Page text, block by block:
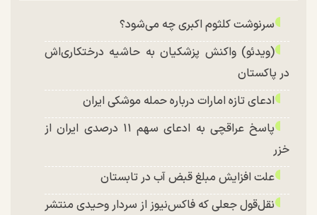
سرنوشت کلثوم اکبری چه می‌شود؟
(ویدئو) واکنش پزشکیان به حاشیه درختکاری‌اش
در پاکستان
ادعای تازه امارات درباره حمله موشکی ایران
پاسخ عراقچی به ادعای سهم ۱۱ درصدی ایران از
خزر
علت افزایش مبلغ قبض آب در تابستان
نقل‌قول جعلی که فاکس‌نیوز از سردار وحیدی منتشر